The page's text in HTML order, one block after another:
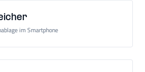
im Smartphone